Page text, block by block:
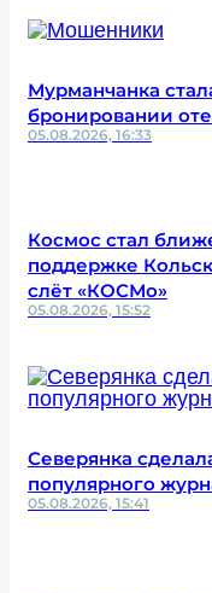
Мурманчанка
бронировании
05.08.2026, 16:33
Космос стал
поддержке
слёт «КОСМо»
05.08.2026, 15:52
Северянка
популярного
05.08.2026, 15:41